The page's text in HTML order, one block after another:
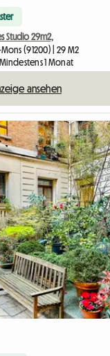
Studio 29m2,
(91200) | 29 M2
1 Monat
ansehen